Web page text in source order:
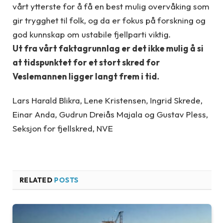
vårt ytterste for å få en best mulig overvåking som
gir trygghet til folk, og da er fokus på forskning og
god kunnskap om ustabile fjellparti viktig.
Ut fra vårt faktagrunnlag er det ikke mulig å si
at tidspunktet for et stort skred for
Veslemannen ligger langt frem i tid.
Lars Harald Blikra, Lene Kristensen, Ingrid Skrede,
Einar Anda, Gudrun Dreiås Majala og Gustav Pless,
Seksjon for fjellskred, NVE
RELATED POSTS